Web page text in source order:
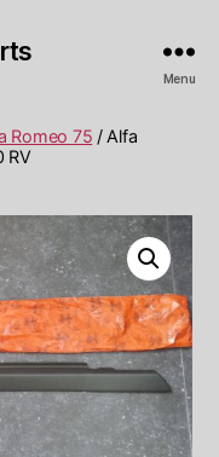
Menu
Romeo 75 / Alfa
RV